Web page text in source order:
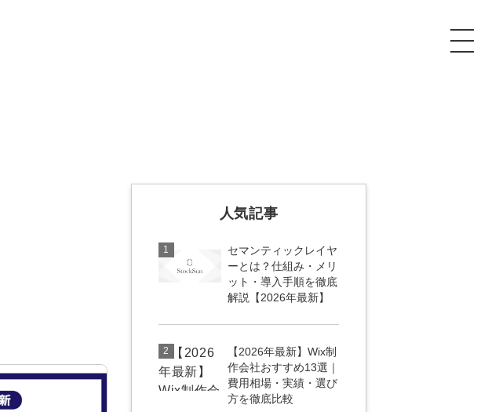
社内コンペ
営業改善特化の動画制作『動画でカリトルくん』
定額LINE運用代行『LINEマキトルくん』
定額制LP制作・改善『最強LP』
採用YouTubeチャンネル構築『トリトル』
YouTubeディレクター
人気記事
1
セマンティックレイヤ
ーとは？仕組み・メリ
ット・導入手順を徹底
解説【2026年最新】
2
【2026年最新】Wix制
作会社おすすめ13選｜
費用相場・実績・選び
方を徹底比較